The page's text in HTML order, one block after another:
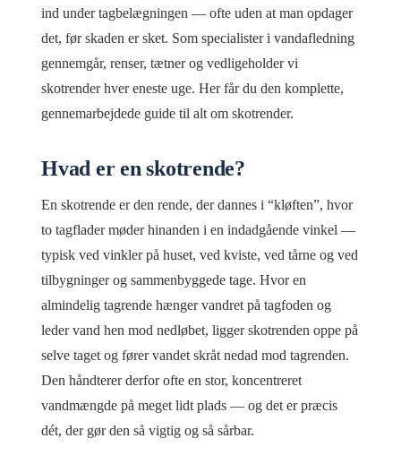
ind under tagbelægningen — ofte uden at man opdager
det, før skaden er sket. Som specialister i vandafledning
gennemgår, renser, tætner og vedligeholder vi
skotrender hver eneste uge. Her får du den komplette,
gennemarbejdede guide til alt om skotrender.
Hvad er en skotrende?
En skotrende er den rende, der dannes i “kløften”, hvor
to tagflader møder hinanden i en indadgående vinkel —
typisk ved vinkler på huset, ved kviste, ved tårne og ved
tilbygninger og sammenbyggede tage. Hvor en
almindelig tagrende hænger vandret på tagfoden og
leder vand hen mod nedløbet, ligger skotrenden oppe på
selve taget og fører vandet skråt nedad mod tagrenden.
Den håndterer derfor ofte en stor, koncentreret
vandmængde på meget lidt plads — og det er præcis
dét, der gør den så vigtig og så sårbar.